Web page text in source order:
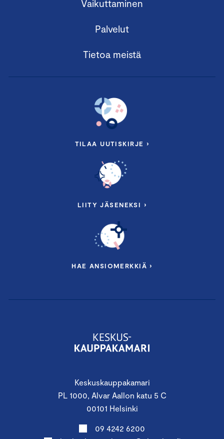
Keskuskauppakamari
PL 1000, Alvar Aallon katu 5 C
00101 Helsinki
09 4242 6200
Vaikuttaminen
Palvelut
Tietoa meistä
TILAA UUTISKIRJE ›
LIITY JÄSENEKSI ›
HAE ANSIOMERKKIÄ ›